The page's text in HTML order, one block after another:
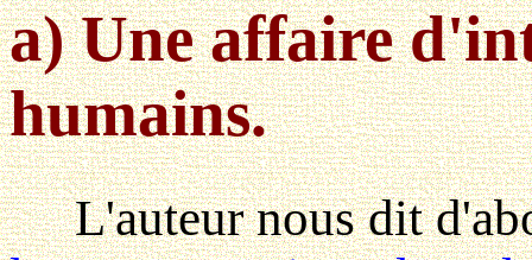
a) Une affaire
humains.
L'auteur nous dit